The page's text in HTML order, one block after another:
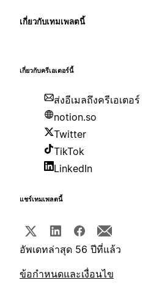
เกี่ยวกับเทมเพลตนี้
เกี่ยวกับครีเอเตอร์นี้
ส่งอีเมลถึงครีเอเตอร์
notion.so
Twitter
TikTok
LinkedIn
แชร์เทมเพลตนี้
อัพเดทล่าสุด 56 ปีที่แล้ว
ข้อกำหนดและเงื่อนไข